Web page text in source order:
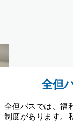
全但
全但バスでは、福
制度があります。